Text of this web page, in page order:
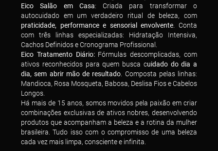
Eico Salão em Casa: Criada para transformar o
autocuidado em um verdadeiro ritual de beleza, com
praticidade, performance e sensorial envolvente . Conta
com três linhas especializadas: Hidratação Intensiva,
Cachos Definidos e Cronograma Profissional.
Eico Tratamento Diário:Fórmulas descomplicadas, com
ativos reconhecidos para quem busca cuidado do dia a
dia, sem abrir mão de resultado . Composta pelas linhas:
Mandioca, Rosa Mosqueta, Babosa, Deslisa Fios e Cabelos
Longos.
Há mais de 15 anos, somos movidos pela paixão em criar
combinações exclusivas de ativos nobres, desenvolvendo
produtos que acompanham a beleza e a rotina da mulher
brasileira. Tudo isso com o compromisso de uma beleza
cada vez mais limpa, consciente e infinita.